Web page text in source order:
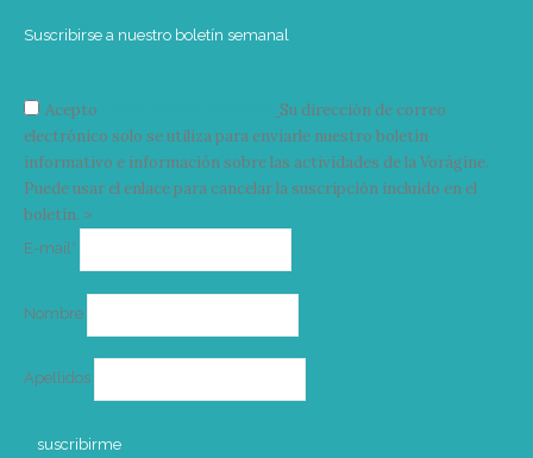
Suscribirse a nuestro boletín semanal
Acepto
Su dirección de correo
electrónico solo se utiliza para enviarle nuestro boletín
informativo e información sobre las actividades de la Vorágine.
Puede usar el enlace para cancelar la suscripción incluido en el
boletín. >
E-mail*
Nombre
Apellidos